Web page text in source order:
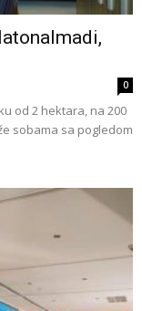
0
od 2 hektara, na 200
sobama sa pogledom